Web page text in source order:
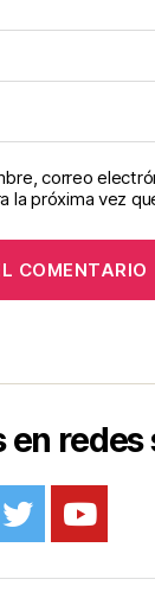
correo
la próxima vez
en redes